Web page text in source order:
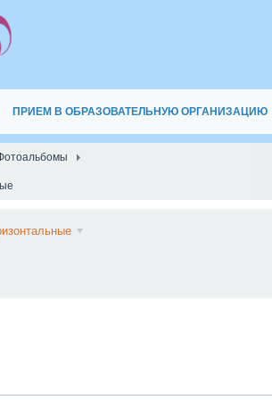
ПРИЕМ В ОБРАЗОВАТЕЛЬНУЮ ОРГАНИЗАЦИЮ